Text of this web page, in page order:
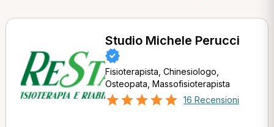
Studio Michele Perucci
Fisioterapista, Chinesiologo,
Osteopata, Massofisioterapista
16 Recensioni